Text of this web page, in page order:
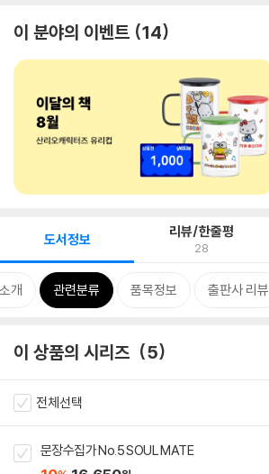
이 분야의 이벤트 14
도서정보 리뷰/한줄평
28
개 관련분류 품목정보 출판사 리뷰
이 상품의 시리즈 5
전체선택
문장수집가 No.5 SOUL MATE